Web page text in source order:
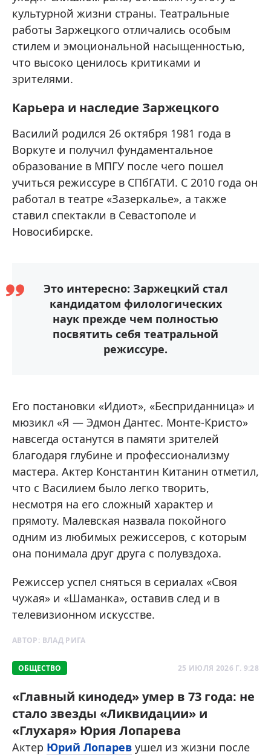
культурной жизни страны. Театральные
работы Заржецкого отличались особым
стилем и эмоциональной насыщенностью,
что высоко ценилось критиками и
зрителями.
Карьера и наследие Заржецкого
Василий родился 26 октября 1981 года в
Воркуте и получил фундаментальное
образование в МПГУ после чего пошел
учиться режиссуре в СПбГАТИ. С 2010 года он
работал в театре «Зазеркалье», а также
ставил спектакли в Севастополе и
Новосибирске.
Это интересно: Заржецкий стал
кандидатом филологических
наук прежде чем полностью
посвятить себя театральной
режиссуре.
Его постановки «Идиот», «Бесприданница» и
мюзикл «Я — Эдмон Дантес. Монте-Кристо»
навсегда останутся в памяти зрителей
благодаря глубине и профессионализму
мастера. Актер Константин Китанин отметил,
что с Василием было легко творить,
несмотря на его сложный характер и
прямоту. Малевская назвала покойного
одним из любимых режиссеров, с которым
она понимала друг друга с полувздоха.
Режиссер успел сняться в сериалах «Своя
чужая» и «Шаманка», оставив след и в
телевизионном искусстве.
АВТОР: ВЛАД РИГА
ОБЩЕСТВО 25 ИЮЛЯ 2026 Г. 9:28
«Главный кинодед» умер в 73 года: не
стало звезды «Ликвидации» и
«Глухаря» Юрия Лопарева
Актер Юрий Лопарев ушел из жизни после